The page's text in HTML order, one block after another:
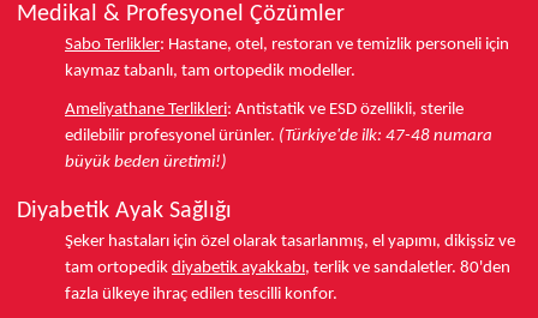
Medikal & Profesyonel Çözümler
Sabo Terlikler: Hastane, otel, restoran ve temizlik personeli için
kaymaz tabanlı, tam ortopedik modeller.
Ameliyathane Terlikleri: Antistatik ve ESD özellikli, sterile
edilebilir profesyonel ürünler. (Türkiye'de ilk: 47-48 numara
büyük beden üretimi!)
Diyabetik Ayak Sağlığı
Şeker hastaları için özel olarak tasarlanmış, el yapımı, dikişsiz ve
tam ortopedik diyabetik ayakkabı, terlik ve sandaletler. 80'den
fazla ülkeye ihraç edilen tescilli konfor.